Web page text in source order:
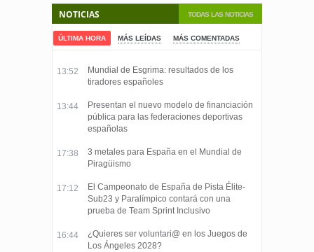
TODAS LAS NOTICIAS
NOTICIAS
ÚLTIMA HORA MÁS LEÍDAS MÁS COMENTADAS
13:52
Mundial de Esgrima: resultados de los
tiradores españoles
13:44
Presentan el nuevo modelo de financiación
pública para las federaciones deportivas
españolas
17:38
3 metales para España en el Mundial de
Piragüismo
17:12
El Campeonato de España de Pista Élite-
Sub23 y Paralímpico contará con una
prueba de Team Sprint Inclusivo
16:44
¿Quieres ser voluntari@ en los Juegos de
Los Ángeles 2028?